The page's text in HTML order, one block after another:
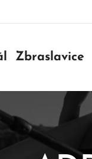
Zbraslavice